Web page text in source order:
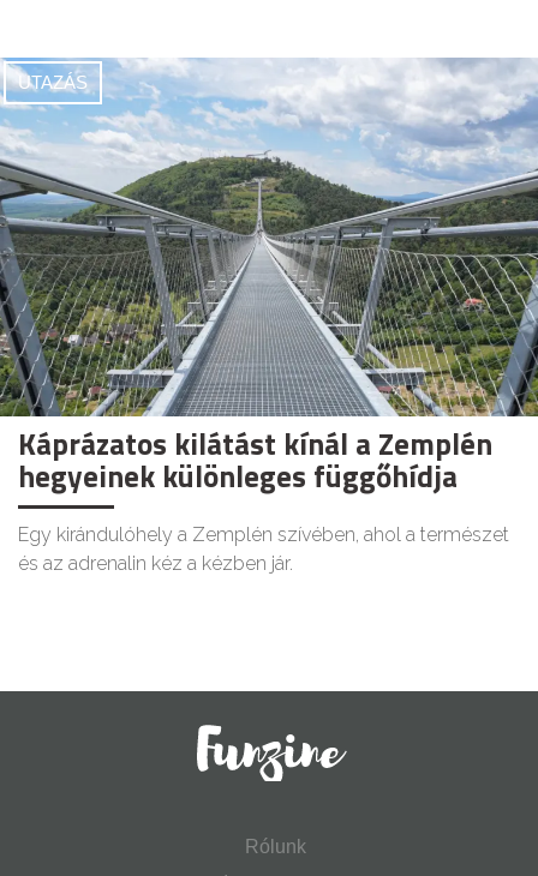
UTAZÁS
Káprázatos kilátást kínál a Zemplén
hegyeinek különleges függőhídja
Egy kirándulóhely a Zemplén szívében, ahol a természet
és az adrenalin kéz a kézben jár.
Rólunk